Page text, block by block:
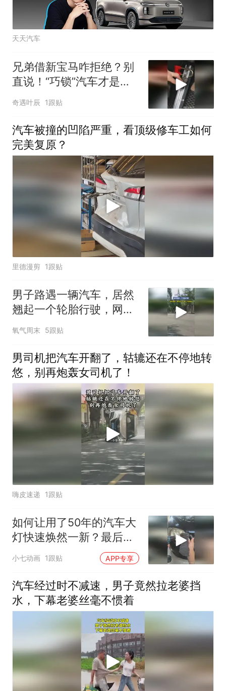
天天汽车
兄弟借新宝马咋拒绝？别
直说！“巧锁”汽车才是高
奇遇叶辰 1跟贴
汽车被撞的凹陷严重，看顶级修车工如何
完美复原？
里德漫剪 1跟贴
男子路遇一辆汽车，居然
翘起一个轮胎行驶，网友
调侃：痛风犯了 “脚”不敢
氧气周末 5跟贴
男司机把汽车开翻了，轱辘还在不停地转
悠，别再炮轰女司机了！
嗨皮速递 1跟贴
如何让用了50年的汽车大
灯快速焕然一新？最后效
果太震撼！
小七动画 1跟贴 APP专享
汽车经过时不减速，男子竟然拉老婆挡
水，下幕老婆丝毫不惯着